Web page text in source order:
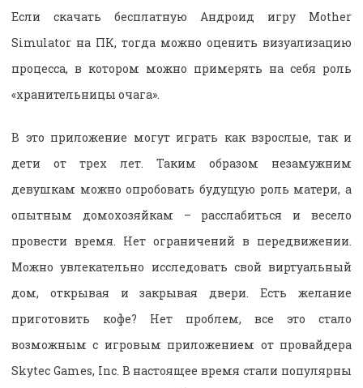
Если скачать бесплатную Андроид игру Mother
Simulator на ПК, тогда можно оценить визуализацию
процесса, в котором можно примерять на себя роль
«хранительницы очага».
В это приложение могут играть как взрослые, так и
дети от трех лет. Таким образом незамужним
девушкам можно опробовать будущую роль матери, а
опытным домохозяйкам – расслабиться и весело
провести время. Нет ограничений в передвижении.
Можно увлекательно исследовать свой виртуальный
дом, открывая и закрывая двери. Есть желание
приготовить кофе? Нет проблем, все это стало
возможным с игровым приложением от провайдера
Skytec Games, Inc. В настоящее время стали популярны